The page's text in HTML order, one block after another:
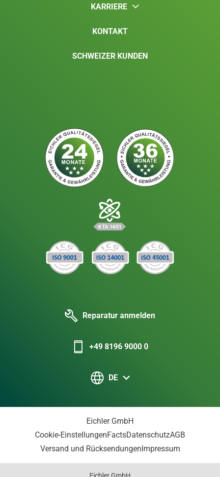
KARRIERE
KONTAKT
SCHWEIZER KUNDEN
Reparatur anmelden
+49 8196 9000 0
DE
Eichler GmbH
Cookie-EinstellungenFactsDatenschutzAGB
Versand und RücksendungenImpressum